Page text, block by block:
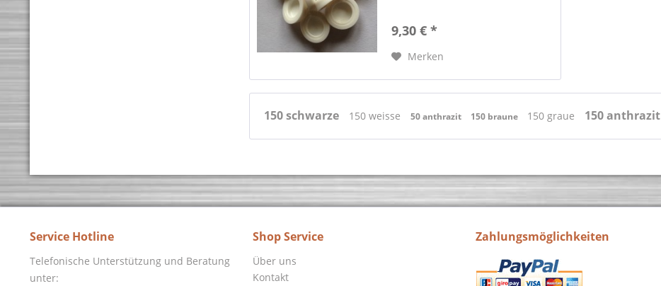
Blechschrauben bieten wir
"Blechschrauben" .
9,30 € *
Merken
150 schwarze 150 weisse 50 anthrazit 150 braune 150 graue 150 anthrazit
Service Hotline
Telefonische Unterstützung und Beratung
unter:
Shop Service
Über uns
Kontakt
Zahlungsmöglichkeiten